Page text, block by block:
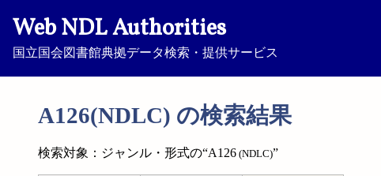
Web NDL Authorities
国立国会図書館典拠データ検索・提供サービス
A126(NDLC) の検索結果
検索対象：ジャンル・形式の“A126 (NDLC)”